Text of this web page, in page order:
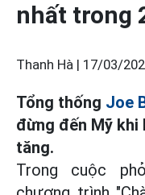
nhất trong
Thanh Hà | 17/03/
Tổng thống Joe
đừng đến Mỹ khi
tăng.
Trong cuộc